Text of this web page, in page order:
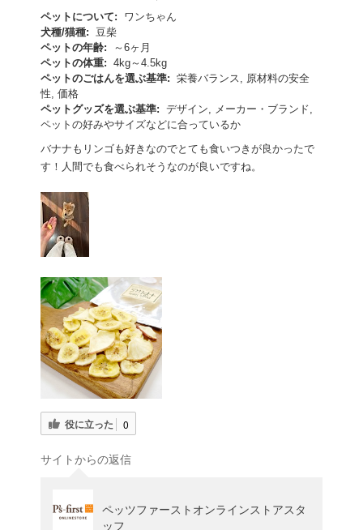
ペットについて:
ワンちゃん
犬種/猫種: 豆柴
ペットの年齢:
～6ヶ月
ペットの体重: 4kg～4.5kg
ペットのごはんを選ぶ基準: 栄養バランス, 原材料の安全
性, 価格
ペットグッズを選ぶ基準: デザイン, メーカー・ブランド,
ペットの好みやサイズなどに合っているか
バナナもリンゴも好きなのでとても食いつきが良かったで
す！人間でも食べられそうなのが良いですね。
役に立った 0
サイトからの返信
ペッツファーストオンラインストアスタ
ッフ